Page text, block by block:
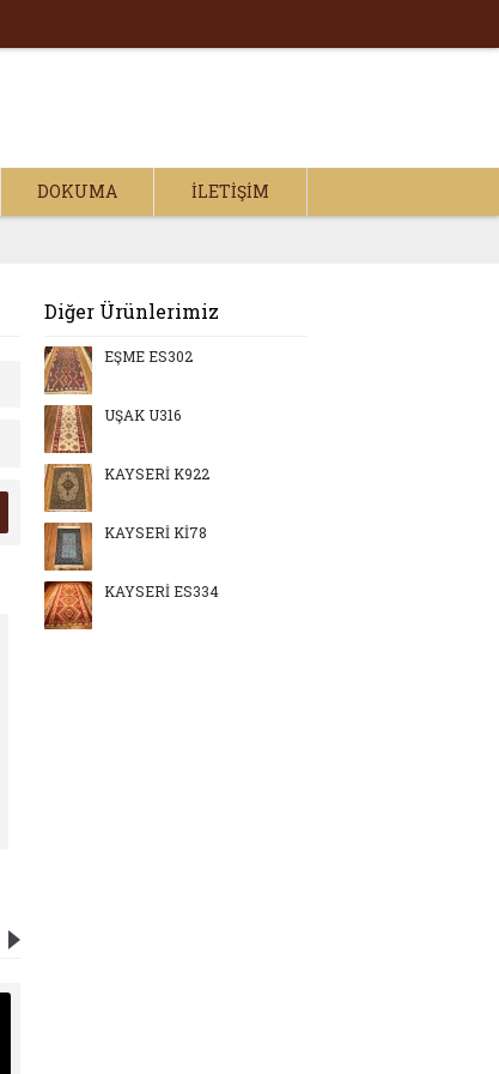
DOKUMA İLETIŞIM
Diğer Ürünlerimiz
EŞME ES302
UŞAK U316
KAYSERİ K922
KAYSERİ Kİ78
KAYSERİ ES334